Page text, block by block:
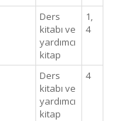
Ders
kitabı ve
yardımcı
kitap
1,
4
Ders
kitabı ve
yardımcı
kitap
4